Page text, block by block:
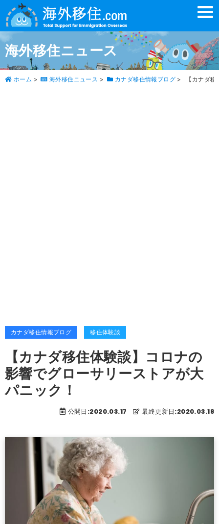
t
o
g
e
n
a
v
i
海外移住ニュース
ホーム > 海外移住ニュース > カナダ移住情報ブログ > 【カナダ
カナダ移住情報ブログ 移住体験談
【カナダ移住体験談】コロナの
影響でグローサリーストアが大
パニック！
公開日:2020.03.17 最終更新日:2020.03.18